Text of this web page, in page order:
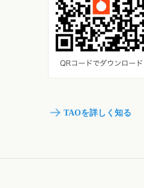
TAOを詳しく知る